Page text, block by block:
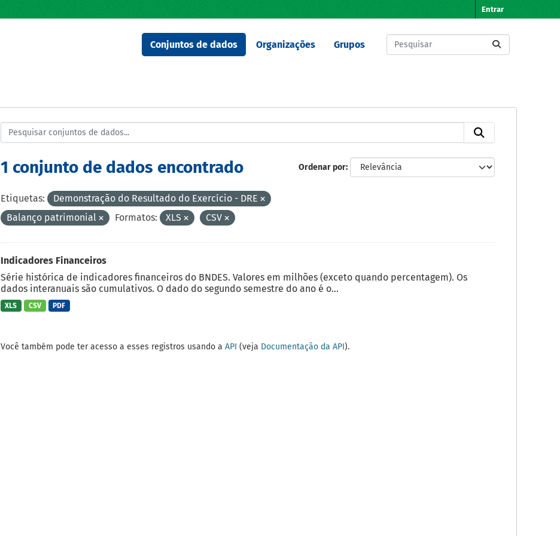
Entrar
Conjuntos de dados Organizações Grupos
Ordenar por
1 conjunto de dados encontrado
Etiquetas:
Demonstração do Resultado do Exercício - DRE
Balanço patrimonial
Formatos: XLS CSV
Indicadores Financeiros
Série histórica de indicadores financeiros do BNDES. Valores em milhões (exceto quando percentagem). Os
dados interanuais são cumulativos. O dado do segundo semestre do ano é o...
XLS CSV PDF
Você também pode ter acesso a esses registros usando a API (veja Documentação da API).